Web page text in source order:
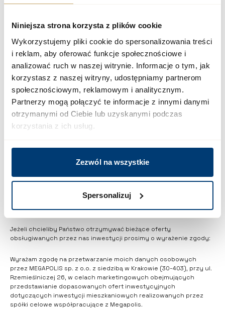
Niniejsza strona korzysta z plików cookie
Wykorzystujemy pliki cookie do spersonalizowania treści
i reklam, aby oferować funkcje społecznościowe i
analizować ruch w naszej witrynie. Informacje o tym, jak
korzystasz z naszej witryny, udostępniamy partnerom
społecznościowym, reklamowym i analitycznym.
Partnerzy mogą połączyć te informacje z innymi danymi
otrzymanymi od Ciebie lub uzyskanymi podczas
korzystania z ich usług.
Zezwól na wszystkie
Spersonalizuj
* Zapoznałem się zklauzulą informacyjną RODO.
Jeżeli chcieliby Państwo otrzymywać bieżące oferty
obsługiwanych przez nas inwestycji prosimy o wyrażenie zgody:
Wyrażam zgodę na przetwarzanie moich danych osobowych
przez MEGAPOLIS sp. z o.o. z siedzibą w Krakowie (30-403), przy ul.
Rzemieślniczej 26, w celach marketingowych obejmujących
przedstawianie dopasowanych ofert inwestycyjnych
dotyczących inwestycji mieszkaniowych realizowanych przez
spółki celowe współpracujące z Megapolis.